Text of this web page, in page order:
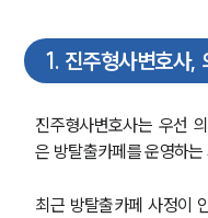
1. 진주형사변호사,
진주형사변호사는 우선
은 방탈출카페를 운영하
최근 방탈출카페 사정이